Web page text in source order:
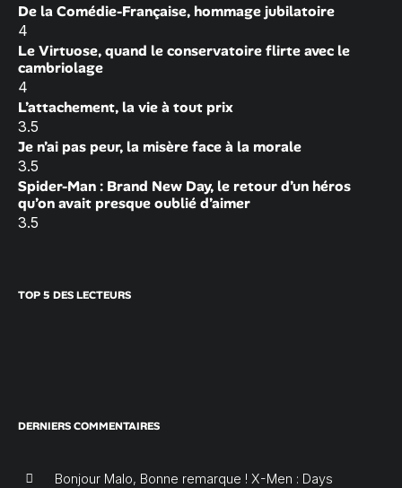
De la Comédie-Française, hommage jubilatoire
4
Le Virtuose, quand le conservatoire flirte avec le
cambriolage
4
L’attachement, la vie à tout prix
3.5
Je n’ai pas peur, la misère face à la morale
3.5
Spider-Man : Brand New Day, le retour d’un héros
qu’on avait presque oublié d’aimer
3.5
TOP 5 DES LECTEURS
DERNIERS COMMENTAIRES
Bonjour Malo, Bonne remarque ! X-Men : Days